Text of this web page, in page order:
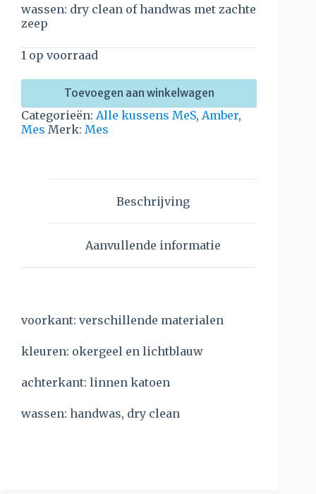
wassen: dry clean of handwas met zachte
zeep
1 op voorraad
Toevoegen aan winkelwagen
Categorieën: Alle kussens MeS, Amber,
Mes Merk: Mes
Beschrijving
Aanvullende informatie
voorkant: verschillende materialen
kleuren: okergeel en lichtblauw
achterkant: linnen katoen
wassen: handwas, dry clean